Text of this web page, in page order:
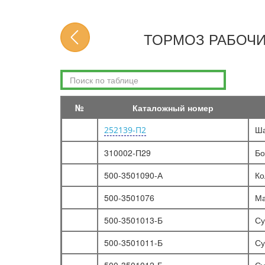
РЫЧАГ РЕГУЛИРОВОЧНЫЙ
ТОРМОЗ РАБОЧИЙ ЗАДНИЙ
ТОРМОЗ СТОЯНОЧНЫЙ
УПРАВЛЕНИЕ СТОЯНОЧНЫМ ТОРМОЗОМ МАЗ-5335, МАЗ-5549
ПНЕВМОСИСТЕМА
ТРУБОПРОВОДЫ К ТОРМОЗНЫМ КРАНАМ МАЗ-5335
ТРУБОПРОВОДЫ К ТОРМОЗНЫМ КРАНАМ МАЗ-5429, МАЗ-504В
ТОРМОЗ
№ Каталожный номер
252139-П2
310002-П29
500-3501090-А
500-3501076
500-3501013-Б
500-3501011-Б